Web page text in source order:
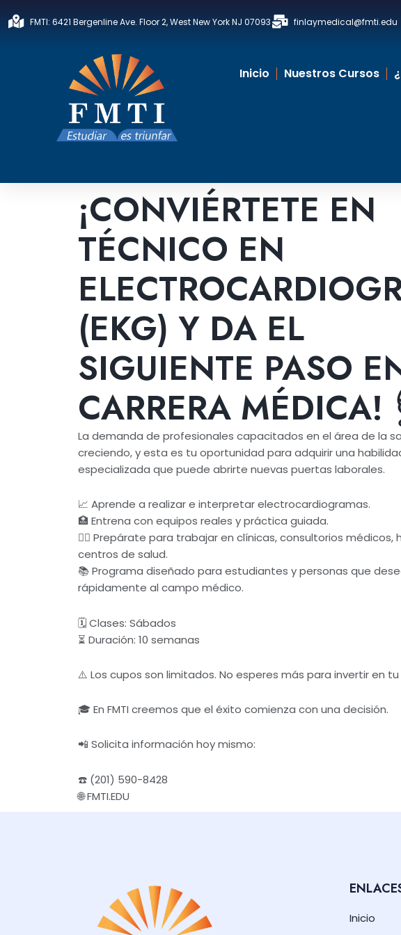
FMTI: 6421 Bergenline Ave. Floor 2, West New York NJ 07093 finlaymedical@fmti.edu
Inicio Nuestros Cursos
¡CONVIÉRTETE EN
TÉCNICO EN
(EKG) Y DA EL
SIGUIENTE PASO
CARRERA
La demanda de profesionales capacitados en el área de la
creciendo, y esta es tu oportunidad para adquirir una
especializada que puede abrirte nuevas puertas laborales.
📈 Aprende a realizar e interpretar electrocardiogramas.
🏥 Entrena con equipos reales y práctica guiada.
👨‍⚕️ Prepárate para trabajar en clínicas, consultorios médicos,
centros de salud.
📚 Programa diseñado para estudiantes y personas que
rápidamente al campo médico.
🗓️ Clases: Sábados
⏳ Duración: 10 semanas
⚠️ Los cupos son limitados. No esperes más para invertir en
🎓 En FMTI creemos que el éxito comienza con una decisión.
📲 Solicita información hoy mismo:
☎️ (201) 590-8428
🌐 FMTI.EDU
Inicio